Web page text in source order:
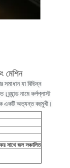
মেশিন
সমাধান যা বিভিন্ন
নামে কর্পপ্লাস্ট
একটি অত্যন্ত বহুমুখী।
জল সঞ্চালিত